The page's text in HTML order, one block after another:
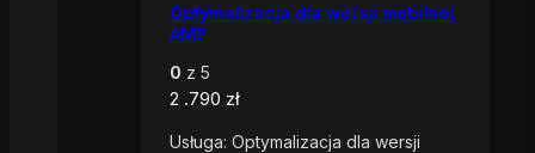
Optymalizacja dla wersji mobilnej
AMP
0 z 5
2 .790 zł
Usługa: Optymalizacja dla wersji